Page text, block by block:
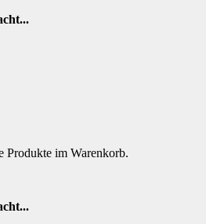
Produkte im Warenkorb.